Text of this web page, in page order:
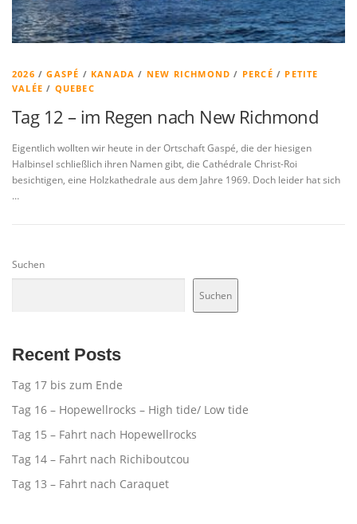
2026 /GASPÉ / KANADA / NEW RICHMOND / PERCÉ / PETITE
VALÉE / QUEBEC
Tag 12 – im Regen nach New Richmond
Eigentlich wollten wir heute in der Ortschaft Gaspé, die der hiesigen
Halbinsel schließlich ihren Namen gibt, die Cathédrale Christ-Roi
besichtigen, eine Holzkathedrale aus dem Jahre 1969. Doch leider hat sich
…
Suchen
Suchen
Recent Posts
Tag 17 bis zum Ende
Tag 16 – Hopewellrocks – High tide/ Low tide
Tag 15 – Fahrt nach Hopewellrocks
Tag 14 – Fahrt nach Richiboutcou
Tag 13 – Fahrt nach Caraquet